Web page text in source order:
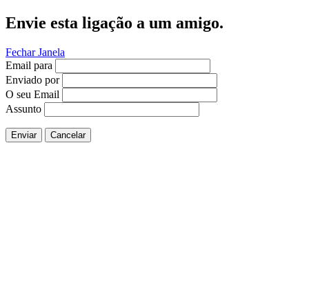
Envie esta ligação a um amigo.
Fechar Janela
Email para
Enviado por
O seu Email
Assunto
Enviar Cancelar